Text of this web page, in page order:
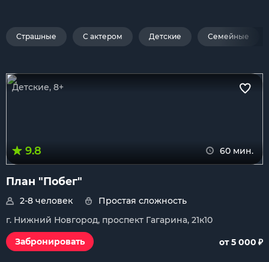
Страшные С актером Детские Семейные
Детские, 8+
9.8 60 мин.
План "Побег"
2-8 человек
Простая сложность
г. Нижний Новгород, проспект Гагарина, 21к10
Забронировать
от 5 000 ₽